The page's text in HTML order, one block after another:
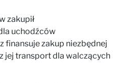
zakupił
uchodźców
finansuje zakup niezbędnej
jej transport dla walczących